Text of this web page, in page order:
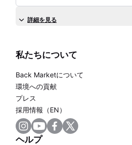
詳細を見る
私たちについて
Back Marketについて
環境への貢献
プレス
採用情報（EN）
ヘルプ